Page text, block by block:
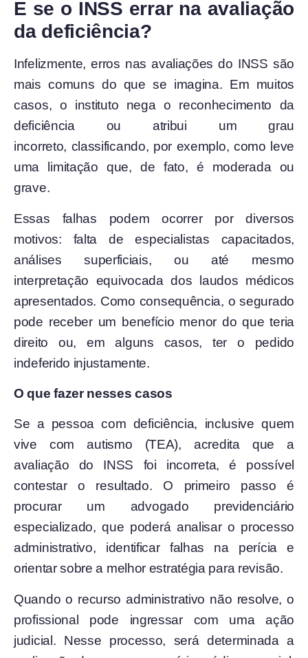
E se o INSS errar na avaliação
da deficiência?
Infelizmente, erros nas avaliações do INSS são
mais comuns do que se imagina. Em muitos
casos, o instituto nega o reconhecimento da
deficiência ou atribui um grau
incorreto, classificando, por exemplo, como leve
uma limitação que, de fato, é moderada ou
grave.
Essas falhas podem ocorrer por diversos
motivos: falta de especialistas capacitados,
análises superficiais, ou até mesmo
interpretação equivocada dos laudos médicos
apresentados. Como consequência, o segurado
pode receber um benefício menor do que teria
direito ou, em alguns casos, ter o pedido
indeferido injustamente.
O que fazer nesses casos
Se a pessoa com deficiência, inclusive quem
vive com autismo (TEA), acredita que a
avaliação do INSS foi incorreta, é possível
contestar o resultado. O primeiro passo é
procurar um advogado previdenciário
especializado, que poderá analisar o processo
administrativo, identificar falhas na perícia e
orientar sobre a melhor estratégia para revisão.
Quando o recurso administrativo não resolve, o
profissional pode ingressar com uma ação
judicial. Nesse processo, será determinada a